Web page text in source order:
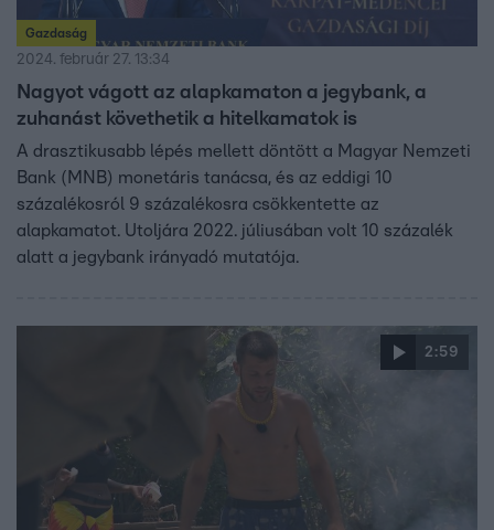
Gazdaság
2024. február 27. 13:34
Nagyot vágott az alapkamaton a jegybank, a
zuhanást követhetik a hitelkamatok is
A drasztikusabb lépés mellett döntött a Magyar Nemzeti
Bank (MNB) monetáris tanácsa, és az eddigi 10
százalékosról 9 százalékosra csökkentette az
alapkamatot. Utoljára 2022. júliusában volt 10 százalék
alatt a jegybank irányadó mutatója.
2:59